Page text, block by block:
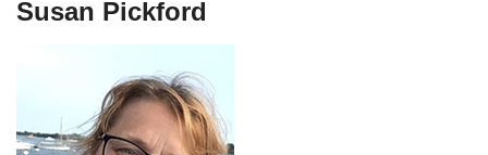
Susan Pickford